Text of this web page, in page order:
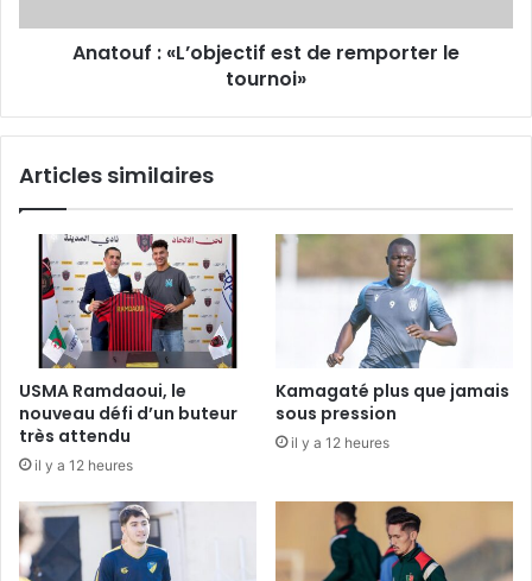
Anatouf : «L’objectif est de remporter le
tournoi»
Articles similaires
USMA Ramdaoui, le
nouveau défi d’un buteur
très attendu
il y a 12 heures
Kamagaté plus que jamais
sous pression
il y a 12 heures